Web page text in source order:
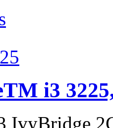
i3
IvyBridge